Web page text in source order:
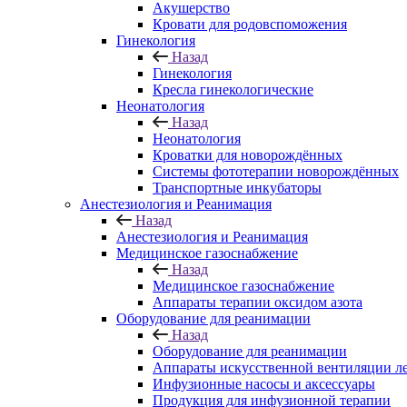
Акушерство
Кровати для родовспоможения
Гинекология
Назад
Гинекология
Кресла гинекологические
Неонатология
Назад
Неонатология
Кроватки для новорождённых
Системы фототерапии новорождённых
Транспортные инкубаторы
Анестезиология и Реанимация
Назад
Анестезиология и Реанимация
Медицинское газоснабжение
Назад
Медицинское газоснабжение
Аппараты терапии оксидом азота
Оборудование для реанимации
Назад
Оборудование для реанимации
Аппараты искусственной вентиляции
Инфузионные насосы и аксессуары
Продукция для инфузионной терапии